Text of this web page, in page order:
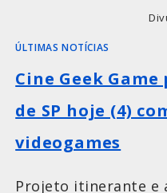
ÚLTIMAS NOTÍCIAS
Cine Geek
de SP hoje (4)
videogames
Projeto itinerante e